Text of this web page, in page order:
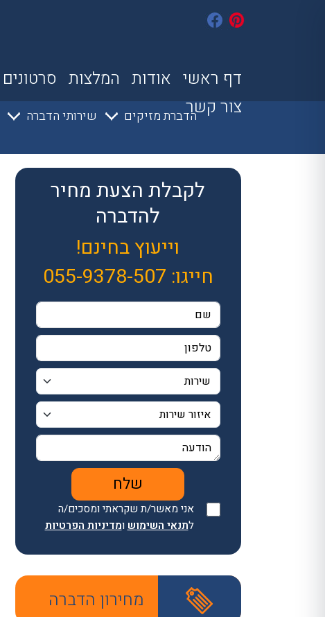
דף ראשי אודות המלצות סרטונים
צור קשרהדברת מזיקים שירותי הדברה
לקבלת הצעת מחיר
להדברה
וייעוץ בחינם!
חייגו: 055-9378-507
אני מאשר/ת שקראתי ומסכים/ה
לתנאי השימוש ומדיניות הפרטיות
מחירון הדברה